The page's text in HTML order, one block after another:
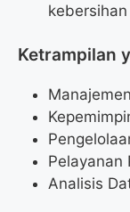
Ketrampilan
Pelayanan
Analisis